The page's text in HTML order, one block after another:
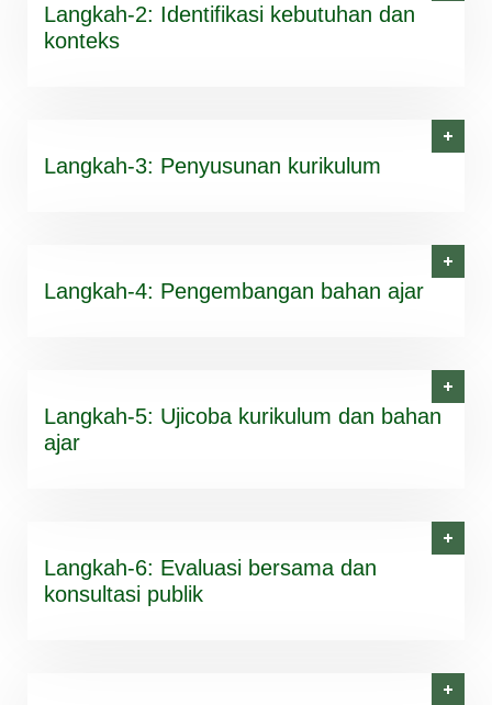
Langkah-2: Identifikasi kebutuhan dan
konteks
Langkah-3: Penyusunan kurikulum
Langkah-4: Pengembangan bahan ajar
Langkah-5: Ujicoba kurikulum dan bahan
ajar
Langkah-6: Evaluasi bersama dan
konsultasi publik